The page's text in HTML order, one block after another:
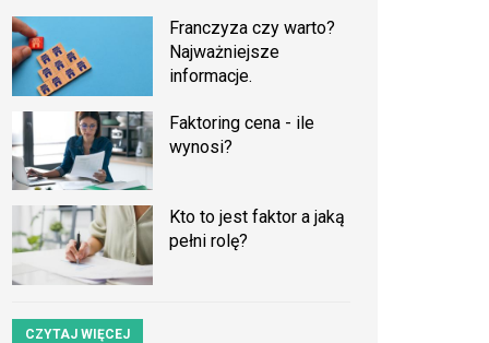
Franczyza czy warto?
Najważniejsze
informacje.
Faktoring cena - ile
wynosi?
Kto to jest faktor a jaką
pełni rolę?
CZYTAJ WIĘCEJ